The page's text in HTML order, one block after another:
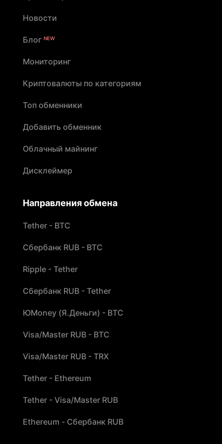
Новости
Блог NEW
Мониторинг
Криптовалюты по категориям
Топ обменники
Добавить обменник
Облачный майнинг
Дисклеймер
Направления обмена
Tether - BTC
Сбербанк RUB - BTC
Ripple - Tether
Сбербанк RUB - Tether
ЮMoney (Я.Деньги) - BTC
Visa/Master RUB - BTC
Visa/Master RUB - TRX
Tether - Ethereum
Tether - Visa/Master RUB
Ethereum - Сбербанк RUB